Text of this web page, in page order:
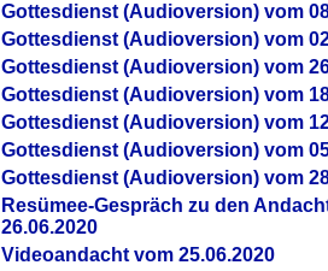
Gottesdienst (Audioversion) vom
Gottesdienst (Audioversion) vom
Gottesdienst (Audioversion) vom
Gottesdienst (Audioversion) vom
Gottesdienst (Audioversion) vom
Gottesdienst (Audioversion) vom
Gottesdienst (Audioversion) vom
Re­sü­mee-Gespräch zu den
26.06.2020
Videoandacht vom 25.06.2020